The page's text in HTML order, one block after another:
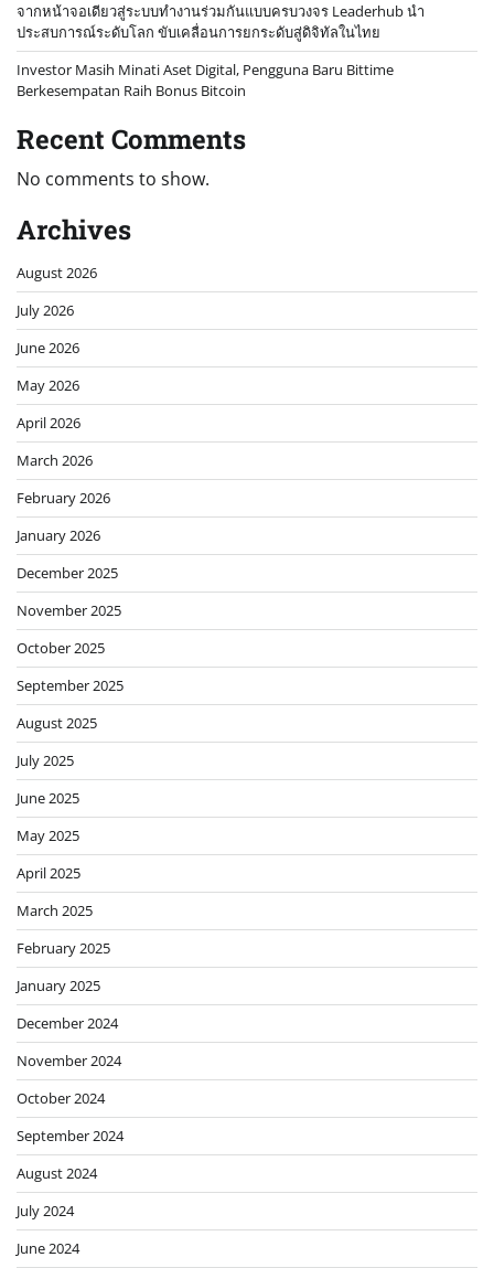
จากหน้าจอเดียวสู่ระบบทำงานร่วมกันแบบครบวงจร Leaderhub นำ
ประสบการณ์ระดับโลก ขับเคลื่อนการยกระดับสู่ดิจิทัลในไทย
Investor Masih Minati Aset Digital, Pengguna Baru Bittime
Berkesempatan Raih Bonus Bitcoin
Recent Comments
No comments to show.
Archives
August 2026
July 2026
June 2026
May 2026
April 2026
March 2026
February 2026
January 2026
December 2025
November 2025
October 2025
September 2025
August 2025
July 2025
June 2025
May 2025
April 2025
March 2025
February 2025
January 2025
December 2024
November 2024
October 2024
September 2024
August 2024
July 2024
June 2024